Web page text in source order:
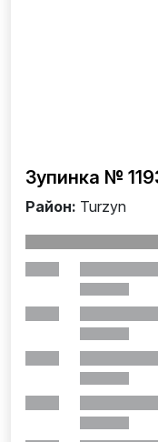
Зупинка № 119
Район: Turzyn